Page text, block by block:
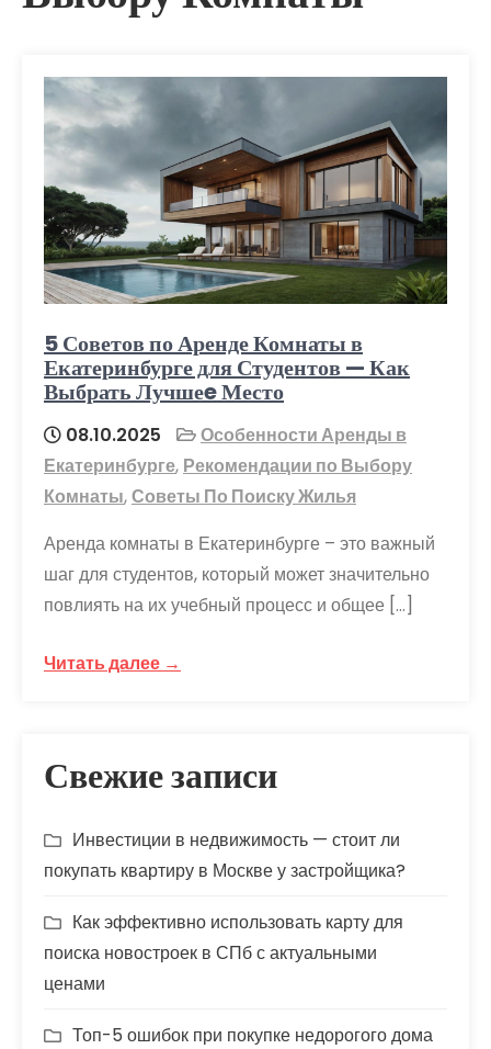
5 Советов по Аренде Комнаты в
Екатеринбурге для Студентов — Как
Выбрать Лучшеe Место
08.10.2025
Особенности Аренды в
Екатеринбурге, Рекомендации по Выбору
Комнаты,Советы По Поиску Жилья
Аренда комнаты в Екатеринбурге – это важный
шаг для студентов, который может значительно
повлиять на их учебный процесс и общее […]
Читать далее →
Свежие записи
Инвестиции в недвижимость — стоит ли
покупать квартиру в Москве у застройщика?
Как эффективно использовать карту для
поиска новостроек в СПб с актуальными
ценами
Топ-5 ошибок при покупке недорогого дома